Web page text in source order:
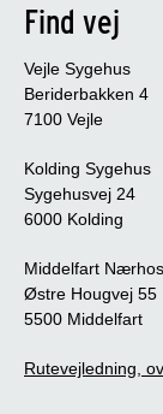
Find vej
Vejle Sygehus
Beriderbakken 4
7100 Vejle
Kolding Sygehus
Sygehusvej 24
6000 Kolding
Middelfart
Østre Hougvej 55
5500 Middelfart
Rutevejledning,